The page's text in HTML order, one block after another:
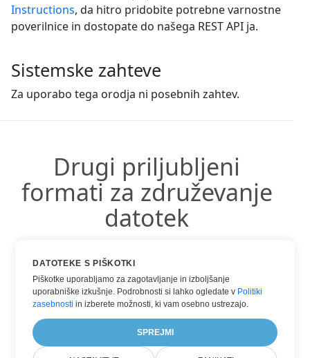
Instructions, da hitro pridobite potrebne varnostne
poverilnice in dostopate do našega REST API ja.
Sistemske zahteve
Za uporabo tega orodja ni posebnih zahtev.
Drugi priljubljeni
formati za združevanje
datotek
Uporabite lahko druge priljubljene formate:
HTML INTO PDF
DATOTEKE S PIŠKOTKI
Piškotke uporabljamo za zagotavljanje in izboljšanje
uporabniške izkušnje. Podrobnosti si lahko ogledate v Politiki
zasebnosti in izberete možnosti, ki vam osebno ustrezajo.
SPREJMI